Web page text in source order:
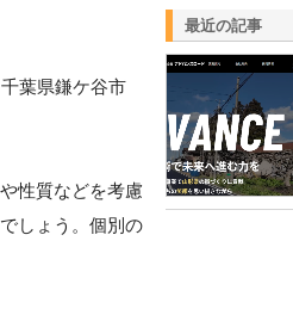
葉県鎌ケ谷市
性質などを考慮
しょう。個別の
最近の記事